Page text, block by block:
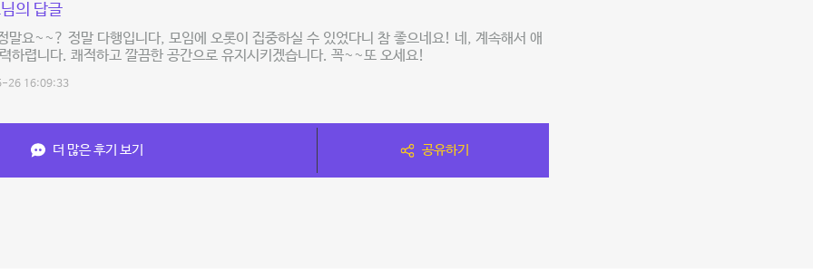
의 답글
말요~~? 정말 다행입니다, 모임에 오롯이 집중하실 수 있었다니 참 좋으네요! 네, 계속해서 애
하렵니다. 쾌적하고 깔끔한 공간으로 유지시키겠습니다. 꼭~~또 오세요!
26 16:09:33
더 많은 후기 보기 공유하기